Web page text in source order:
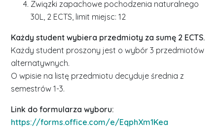
Związki zapachowe pochodzenia naturalnego
30L, 2 ECTS, limit miejsc: 12
Każdy student wybiera przedmioty za sumę 2 ECTS.
Każdy student proszony jest o wybór 3 przedmiotów
alternatywnych.
O wpisie na listę przedmiotu decyduje średnia z
semestrów 1-3.
Link do formularza wyboru:
https://forms.office.com/e/EqphXm1Kea